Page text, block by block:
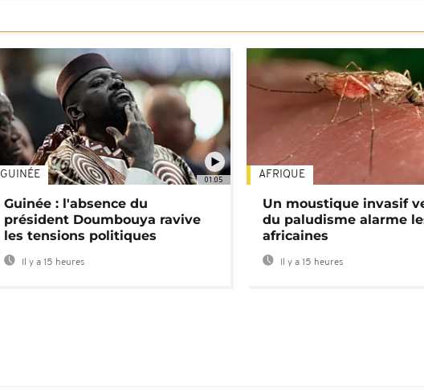
01:05
GUINÉE
Guinée : l'absence du
président Doumbouya ravive
les tensions politiques
Il y a 15 heures
AFRIQUE
Un moustique invasif
du paludisme alarme
africaines
Il y a 15 heures